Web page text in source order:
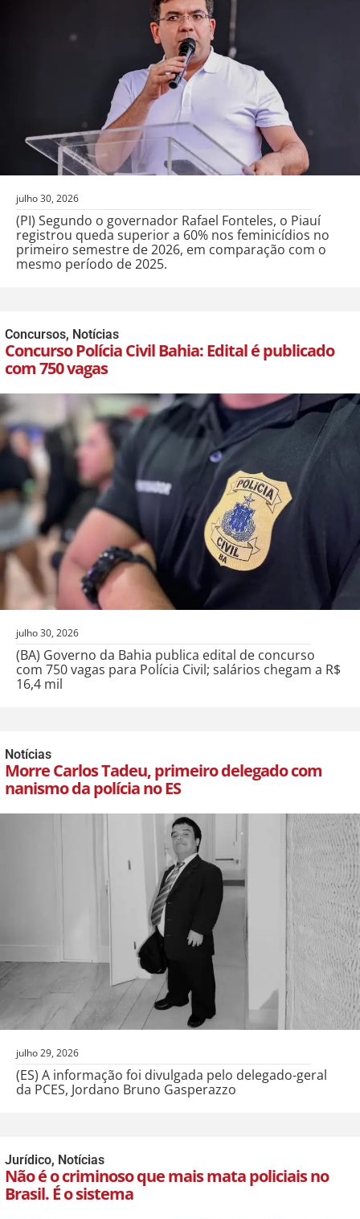
julho 30, 2026
(PI) Segundo o governador Rafael Fonteles, o Piauí
registrou queda superior a 60% nos feminicídios no
primeiro semestre de 2026, em comparação com o
mesmo período de 2025.
Concursos, Notícias
Concurso Polícia Civil Bahia: Edital é publicado
com 750 vagas
julho 30, 2026
(BA) Governo da Bahia publica edital de concurso
com 750 vagas para Polícia Civil; salários chegam a R$
16,4 mil
Notícias
Morre Carlos Tadeu, primeiro delegado com
nanismo da polícia no ES
julho 29, 2026
(ES) A informação foi divulgada pelo delegado-geral
da PCES, Jordano Bruno Gasperazzo
Jurídico, Notícias
Não é o criminoso que mais mata policiais no
Brasil. É o sistema